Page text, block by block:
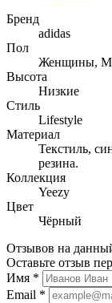
Бренд
adidas
Пол
Женщины,
Высота
Низкие
Стиль
Lifestyle
Материал
Текстиль,
резина.
Коллекция
Yeezy
Цвет
Чёрный
Отзывов на
Оставьте отзыв
Имя *
Email *